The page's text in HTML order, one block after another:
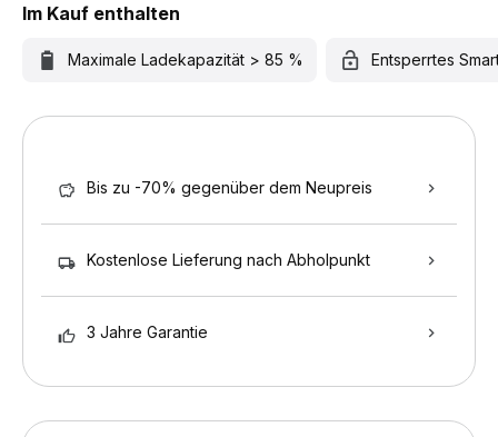
Im Kauf enthalten
Maximale Ladekapazität > 85 % Entsperrtes
Bis zu -70% gegenüber dem Neupreis
Kostenlose Lieferung nach Abholpunkt
3 Jahre Garantie